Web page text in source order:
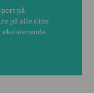
vårepå
på alle dine